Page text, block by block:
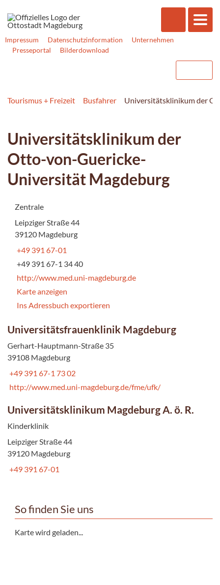
Impressum Datenschutzinformation
Unternehmen
Presseportal
Bilderdownload
Tourismus + Freizeit Busfahrer Universitätsklinikum der
Universitätsklinikum der
Otto-von-Guericke-
Universität Magdeburg
Zentrale
Leipziger Straße 44
39120 Magdeburg
+49 391 67-01
+49 391 67-1 34 40
http://www.med.uni-magdeburg.de
Karte anzeigen
Ins Adressbuch exportieren
Universitätsfrauenklinik Magdeburg
Gerhart-Hauptmann-Straße 35
39108 Magdeburg
+49 391 67-1 73 02
http://www.med.uni-magdeburg.de/fme/ufk/
Universitätsklinikum Magdeburg A. ö. R.
Kinderklinik
Leipziger Straße 44
39120 Magdeburg
+49 391 67-01
So finden Sie uns
Karte wird geladen...